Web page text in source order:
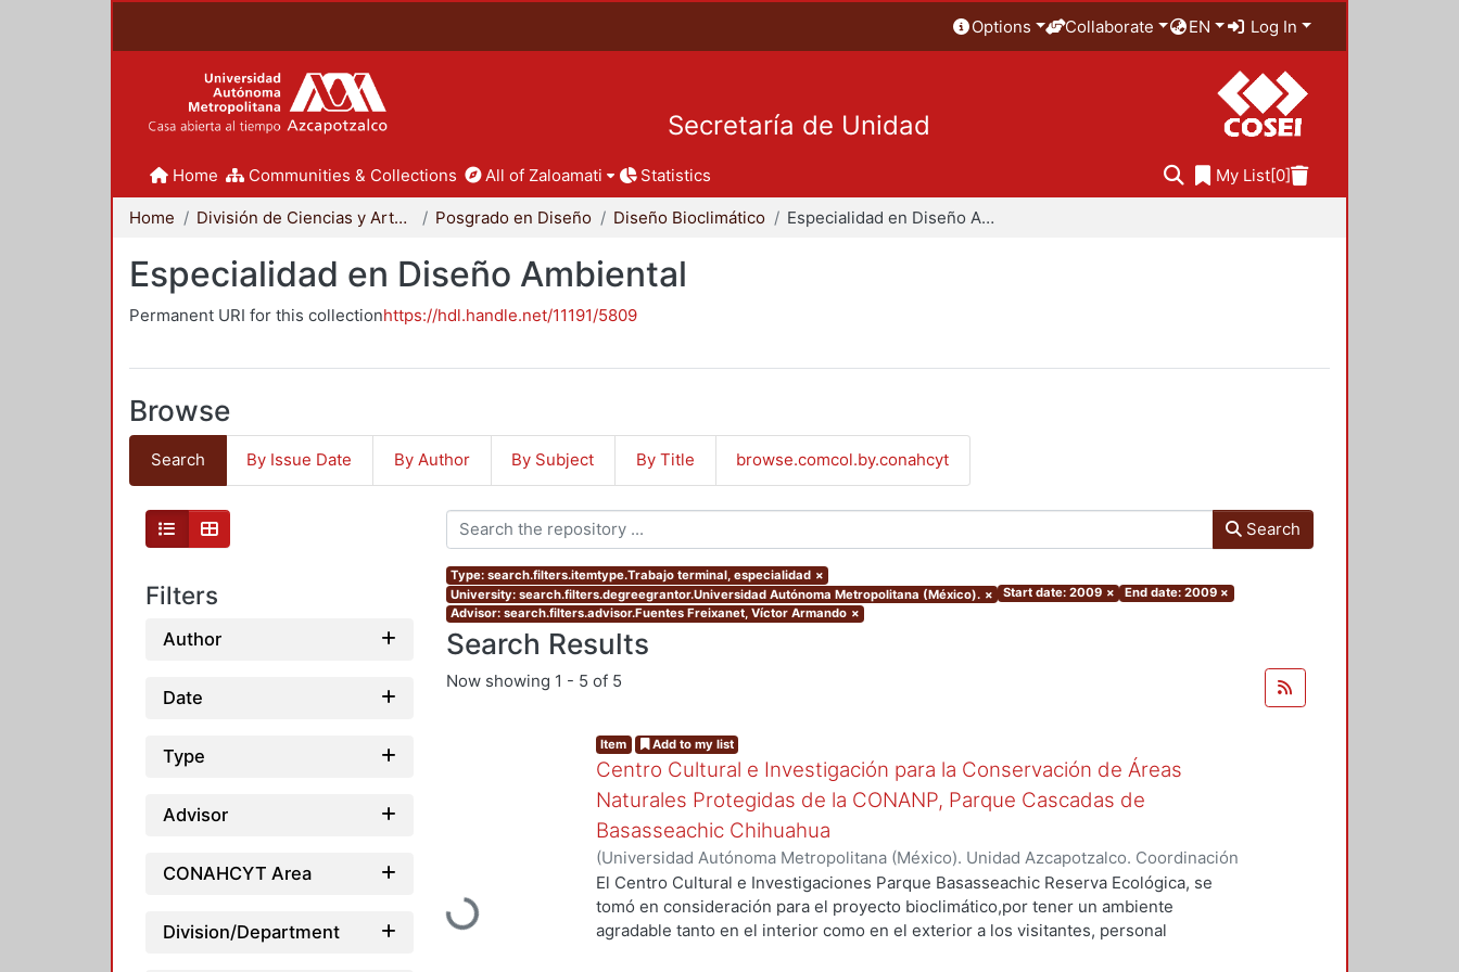
Options Collaborate EN Log In
Secretaría de Unidad
Home Communities & Collections All of Zaloamati Statistics My List[0]
Home División de Ciencias y Artes para el Diseño Posgrado en Diseño Diseño Bioclimático Especialidad en Diseño Ambiental
Especialidad en Diseño Ambiental
Permanent URI for this collectionhttps://hdl.handle.net/11191/5809
Browse
Search By Issue Date By Author By Subject By Title browse.comcol.by.conahcyt
Filters
Author
Date
Type
Advisor
CONAHCYT Area
Division/Department
Search
Type: search.filters.itemtype.Trabajo terminal, especialidad ×
University: search.filters.degreegrantor.Universidad Autónoma Metropolitana (México). × Start date: 2009 × End date: 2009 ×
Advisor: search.filters.advisor.Fuentes Freixanet, Víctor Armando ×
Search Results
Now showing 1 - 5 of 5
Loading...
Item Add to my list
Centro Cultural e Investigación para la Conservación de Áreas
Naturales Protegidas de la CONANP, Parque Cascadas de
Basasseachic Chihuahua
(Universidad Autónoma Metropolitana (México). Unidad Azcapotzalco. Coordinación
de Servicios de Información.,2009-12)Soto Álvarez, Yrelli
El Centro Cultural e Investigaciones Parque Basasseachic Reserva Ecológica, se
tomó en consideración para el proyecto bioclimático,por tener un ambiente
agradable tanto en el interior como en el exterior a los visitantes, personal